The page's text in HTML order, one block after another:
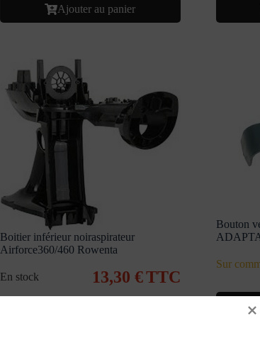
Ajouter au panier
Boitier inférieur noiraspirateur
Airforce360/460 Rowenta
En stock 13,30 €TTC
Bouton
Sur